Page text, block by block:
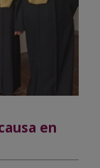
en